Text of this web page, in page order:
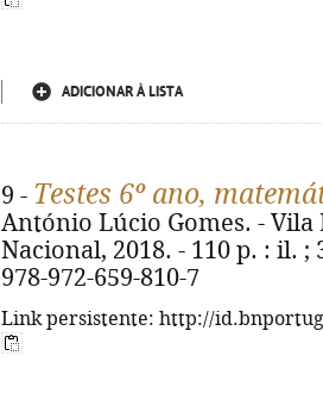
ADICIONAR À LISTA
9 - Testes 6º ano,
António Lúcio Gomes. - Vila
Nacional, 2018. - 110 p. : il. ;
978-972-659-810-7
Link persistente: http://